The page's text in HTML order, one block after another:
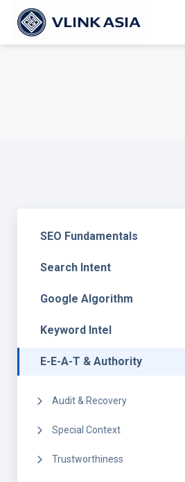
qua
nội
SEO Fundamentals
Search Intent
Google Algorithm
Keyword Intel
E-E-A-T & Authority
Audit & Recovery
Special Context
Trustworthiness